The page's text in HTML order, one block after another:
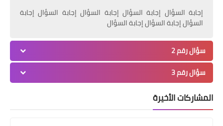
اعتصام "خميس الاسرى 115 " امام
الصليب الاحمر الدولي في صور
إجابة السؤال إجابة السؤال إجابة السؤال إجابة السؤال إجابة
السؤال إجابة السؤال إجابة السؤال
سؤال رقم 2
سؤال رقم 3
المشاركات الأخيرة